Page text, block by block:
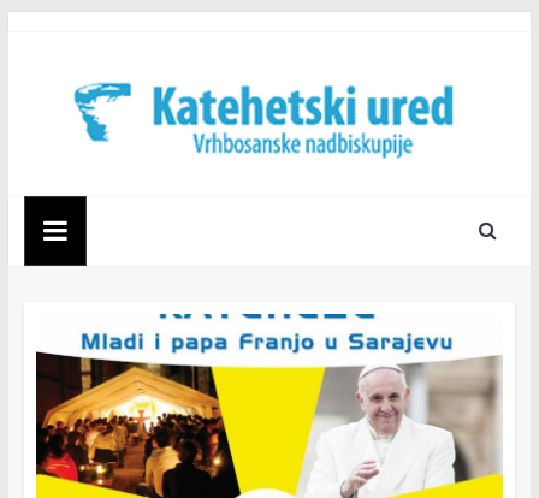
Katehetski
ured
Vrhbosanske
nadbiskupije